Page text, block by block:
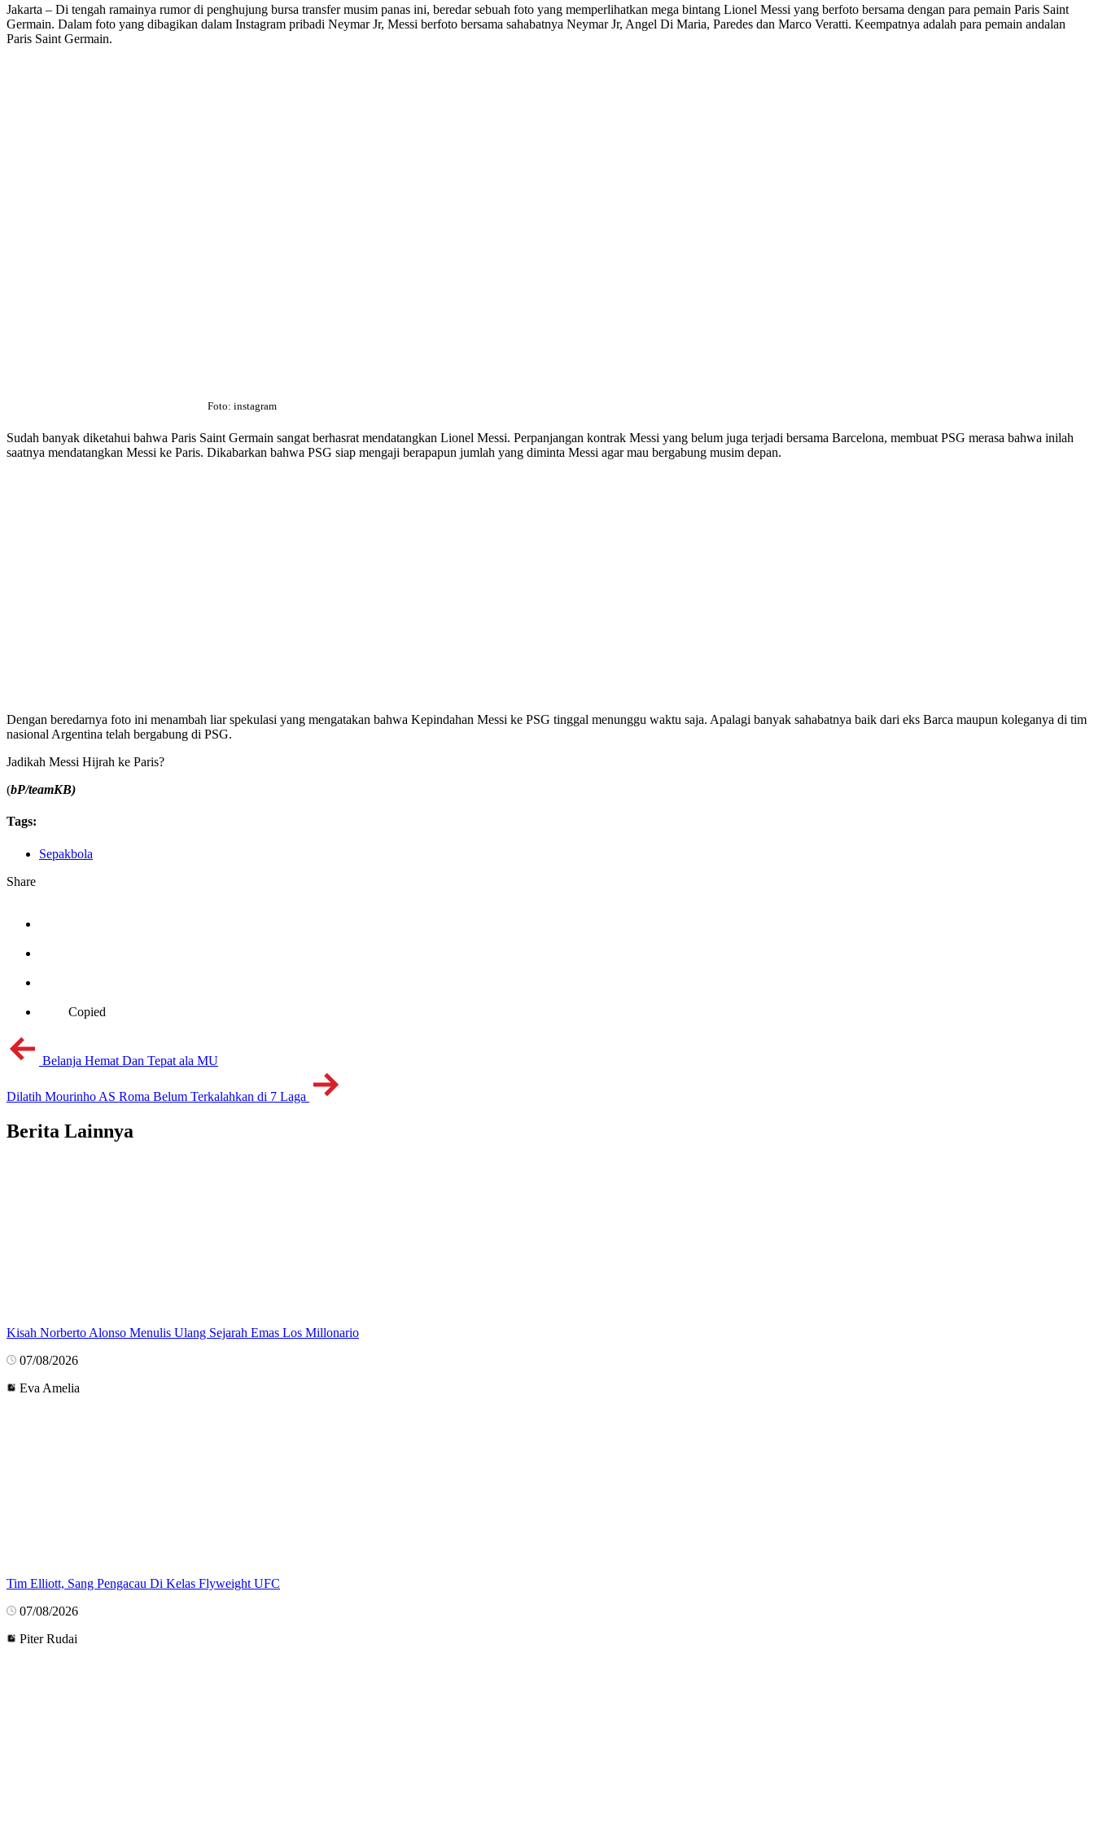
Jakarta – Di tengah ramainya rumor di penghujung bursa transfer musim panas ini, beredar sebuah foto yang memperlihatkan mega bintang Lionel Messi yang berfoto bersama dengan para pemain Paris Saint
Germain. Dalam foto yang dibagikan dalam Instagram pribadi Neymar Jr, Messi berfoto bersama sahabatnya Neymar Jr, Angel Di Maria, Paredes dan Marco Veratti. Keempatnya adalah para pemain andalan
Paris Saint Germain.
Foto: instagram
Sudah banyak diketahui bahwa Paris Saint Germain sangat berhasrat mendatangkan Lionel Messi. Perpanjangan kontrak Messi yang belum juga terjadi bersama Barcelona, membuat PSG merasa bahwa inilah
saatnya mendatangkan Messi ke Paris. Dikabarkan bahwa PSG siap mengaji berapapun jumlah yang diminta Messi agar mau bergabung musim depan.
Dengan beredarnya foto ini menambah liar spekulasi yang mengatakan bahwa Kepindahan Messi ke PSG tinggal menunggu waktu saja. Apalagi banyak sahabatnya baik dari eks Barca maupun koleganya di tim
nasional Argentina telah bergabung di PSG.
Jadikah Messi Hijrah ke Paris?
(bP/teamKB)
Tags:
Sepakbola
Share
Copied
Belanja Hemat Dan Tepat ala MU
Dilatih Mourinho AS Roma Belum Terkalahkan di 7 Laga
Berita Lainnya
Kisah Norberto Alonso Menulis Ulang Sejarah Emas Los Millonario
07/08/2026
Eva Amelia
Tim Elliott, Sang Pengacau Di Kelas Flyweight UFC
07/08/2026
Piter Rudai